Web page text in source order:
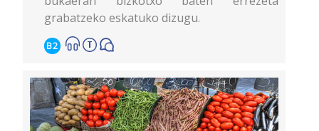
grabatzeko eskatuko dizugu.
B2